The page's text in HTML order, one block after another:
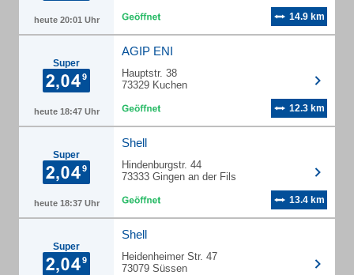
heute 20:01 Uhr 14.9 km
Super
heute 18:47 Uhr
AGIP ENI
Hauptstr. 38
73329 Kuchen
12.3 km
Super
heute 18:37 Uhr
Shell
Hindenburgstr. 44
73333 Gingen an der Fils
13.4 km
Super
Shell
Heidenheimer Str. 47
73079 Süssen